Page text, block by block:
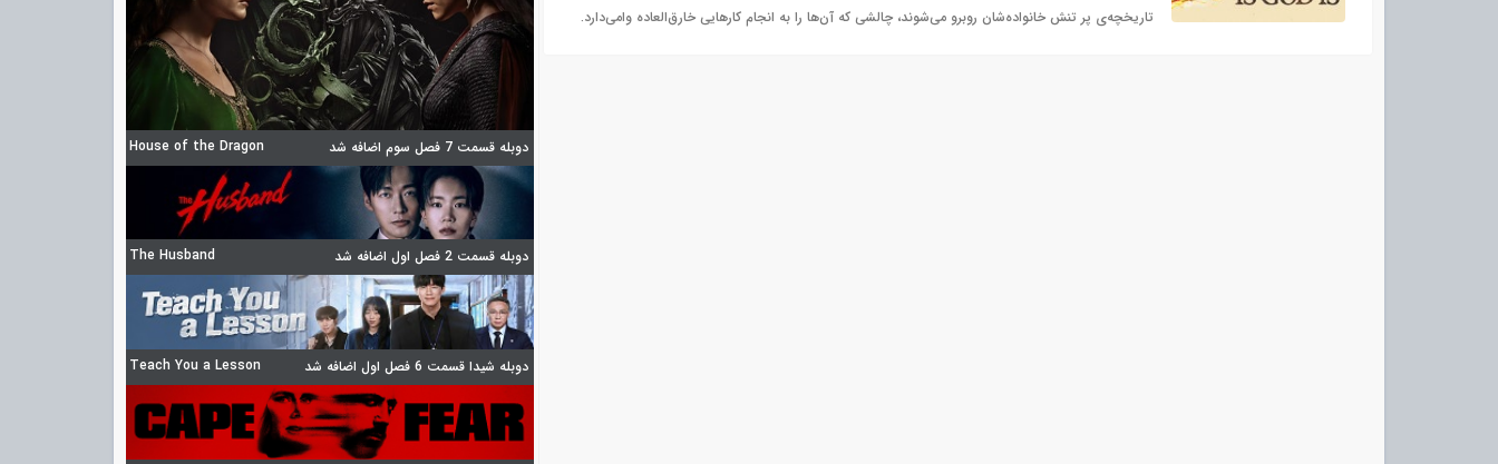
تاریخچه‌ی پر تنش خانواده‌شان روبرو می‌شوند، چالشی که آن‌ها را به انجام کارهایی خارق‌العاده وامی‌دارد.
دوبله قسمت 7 فصل سوم اضافه شد House of the Dragon
دوبله قسمت 2 فصل اول اضافه شد The Husband
دوبله شیدا قسمت 6 فصل اول اضافه شد Teach You a Lesson